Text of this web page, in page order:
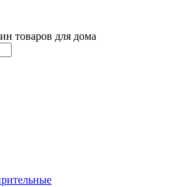
товаров для дома